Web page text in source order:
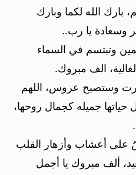
بارك الله لكما وبارك
وسعادة يا رب..
وتبتسم في السماء
الف مبروك.
وستصبح عروس، اللهم
حياتها جميله كجمال روحها،
على أعشاب وأزهار القلب
ألف مبروك يا أجمل